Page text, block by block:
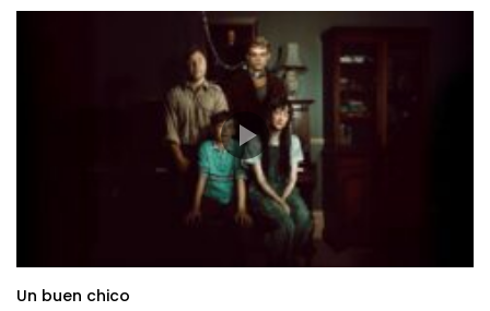
Un buen chico